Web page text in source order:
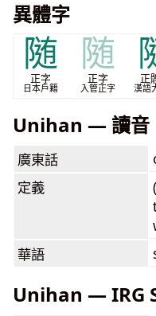
異體字
随
正字
日本戶籍
随
正字
入管正字
正
漢語
Unihan — 讀音
廣東話
定義
華語
Unihan — IRG